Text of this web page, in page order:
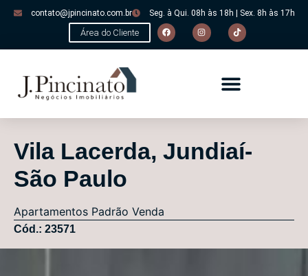
contato@jpincinato.com.br Seg. à Qui. 08h às 18h | Sex. 8h às 17h
Área do Cliente
Vila Lacerda, Jundiaí-
São Paulo
Apartamentos Padrão Venda
Cód.: 23571